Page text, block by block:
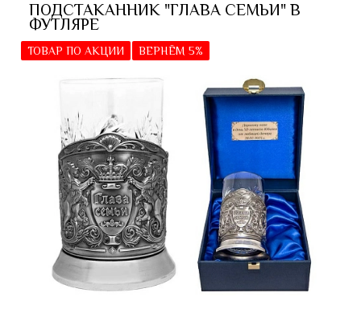
ПОДСТАКАННИК "ГЛАВА СЕМЬИ" В
ФУТЛЯРЕ
ТОВАР ПО АКЦИИ ВЕРНЁМ 5%